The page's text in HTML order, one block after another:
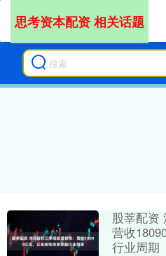
思考资本配资 相关话题
股莘配资
营收
行业周期